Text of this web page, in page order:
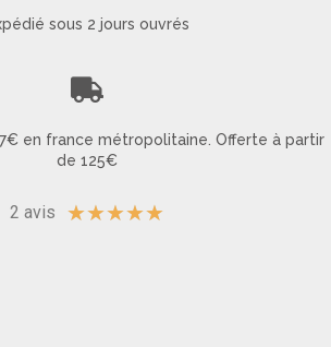
sous 2 jours ouvrés
en france métropolitaine. Offerte à partir
de 125€
2 avis ★★★★★